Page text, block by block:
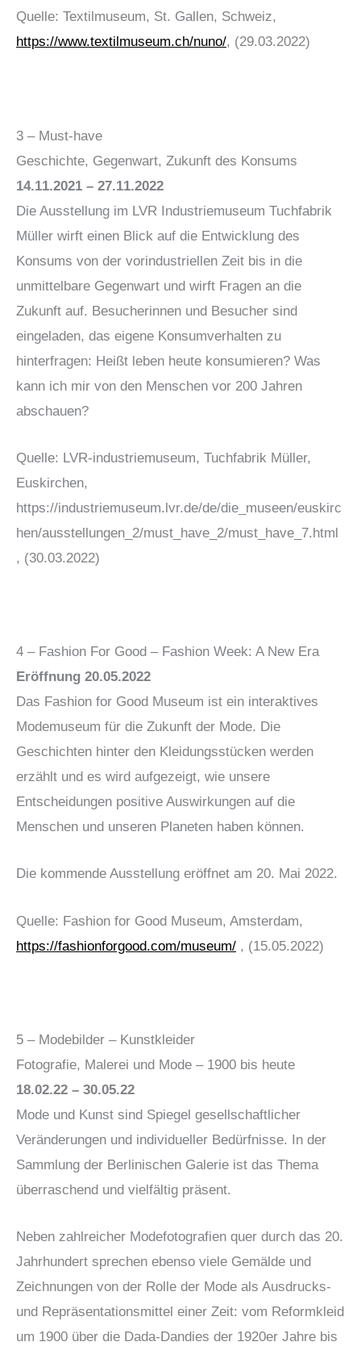
Quelle: Textilmuseum, St. Gallen, Schweiz,
https://www.textilmuseum.ch/nuno/, (29.03.2022)
3 – Must-have
Geschichte, Gegenwart, Zukunft des Konsums
14.11.2021 – 27.11.2022
Die Ausstellung im LVR Industriemuseum Tuchfabrik
Müller wirft einen Blick auf die Entwicklung des
Konsums von der vorindustriellen Zeit bis in die
unmittelbare Gegenwart und wirft Fragen an die
Zukunft auf. Besucherinnen und Besucher sind
eingeladen, das eigene Konsumverhalten zu
hinterfragen: Heißt leben heute konsumieren? Was
kann ich mir von den Menschen vor 200 Jahren
abschauen?
Quelle: LVR-industriemuseum, Tuchfabrik Müller,
Euskirchen,
https://industriemuseum.lvr.de/de/die_museen/euskirc
hen/ausstellungen_2/must_have_2/must_have_7.html
, (30.03.2022)
4 – Fashion For Good – Fashion Week: A New Era
Eröffnung 20.05.2022
Das Fashion for Good Museum ist ein interaktives
Modemuseum für die Zukunft der Mode. Die
Geschichten hinter den Kleidungsstücken werden
erzählt und es wird aufgezeigt, wie unsere
Entscheidungen positive Auswirkungen auf die
Menschen und unseren Planeten haben können.
Die kommende Ausstellung eröffnet am 20. Mai 2022.
Quelle: Fashion for Good Museum, Amsterdam,
https://fashionforgood.com/museum/ , (15.05.2022)
5 – Modebilder – Kunstkleider
Fotografie, Malerei und Mode – 1900 bis heute
18.02.22 – 30.05.22
Mode und Kunst sind Spiegel gesellschaftlicher
Veränderungen und individueller Bedürfnisse. In der
Sammlung der Berlinischen Galerie ist das Thema
überraschend und vielfältig präsent.
Neben zahlreicher Modefotografien quer durch das 20.
Jahrhundert sprechen ebenso viele Gemälde und
Zeichnungen von der Rolle der Mode als Ausdrucks-
und Repräsentationsmittel einer Zeit: vom Reformkleid
um 1900 über die Dada-Dandies der 1920er Jahre bis